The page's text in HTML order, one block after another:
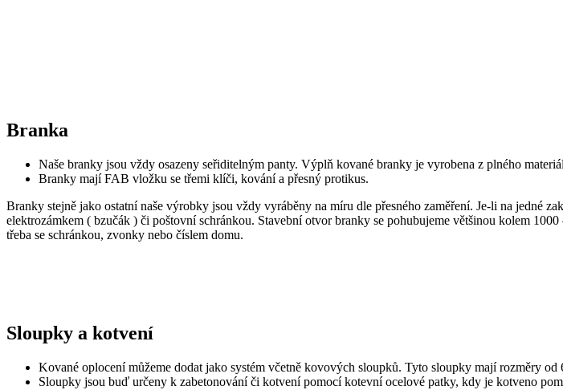
Branka
Naše branky jsou vždy osazeny seřiditelným panty. Výplň kované branky je vyrobena z plného
Branky mají FAB vložku se třemi klíči, kování a přesný protikus.
Branky stejně jako ostatní naše výrobky jsou vždy vyráběny na míru dle přesného zaměření. Je-li na jedné
elektrozámkem ( bzučák ) či poštovní schránkou. Stavební otvor branky se pohubujeme většinou kolem
třeba se schránkou, zvonky nebo číslem domu.
Sloupky a kotvení
Kované oplocení můžeme dodat jako systém včetně kovových sloupků. Tyto sloupky mají rozměry
Sloupky jsou buď určeny k zabetonování či kotvení pomocí kotevní ocelové patky, kdy je kotveno